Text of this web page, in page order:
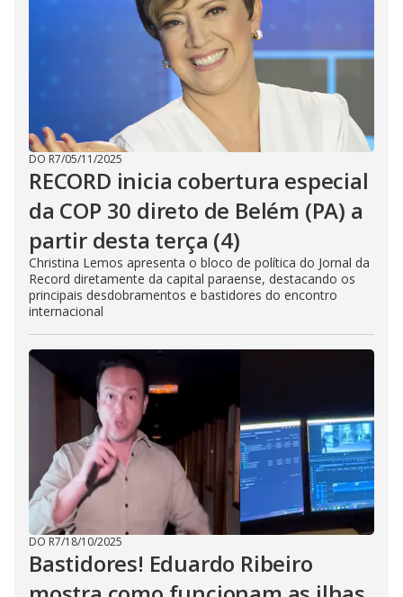
DO R7/05/11/2025
RECORD inicia cobertura especial
da COP 30 direto de Belém (PA) a
partir desta terça (4)
Christina Lemos apresenta o bloco de política do Jornal da
Record diretamente da capital paraense, destacando os
principais desdobramentos e bastidores do encontro
internacional
DO R7/18/10/2025
Bastidores! Eduardo Ribeiro